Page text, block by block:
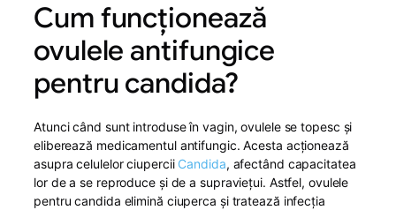
Cum funcționează
ovulele antifungice
pentru candida?
Atunci când sunt introduse în vagin, ovulele se topesc și
eliberează medicamentul antifungic. Acesta acționează
asupra celulelor ciupercii Candida, afectând capacitatea
lor de a se reproduce și de a supraviețui. Astfel, ovulele
pentru candida elimină ciuperca și tratează infecția